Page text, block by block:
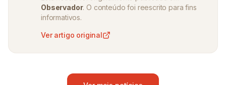
Observador. O conteúdo foi reescrito para fins
informativos.
Ver artigo original